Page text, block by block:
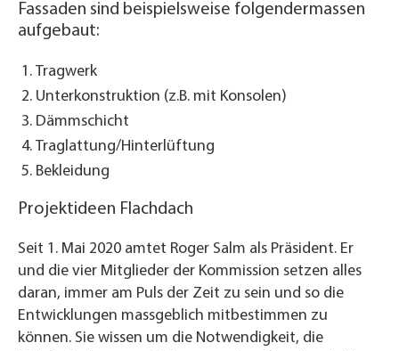
Fassaden sind beispielsweise folgendermassen
aufgebaut:
Tragwerk
Unterkonstruktion (z.B. mit Konsolen)
Dämmschicht
Traglattung/Hinterlüftung
Bekleidung
Projektideen Flachdach
Seit 1. Mai 2020 amtet Roger Salm als Präsident. Er
und die vier Mitglieder der Kommission setzen alles
daran, immer am Puls der Zeit zu sein und so die
Entwicklungen massgeblich mitbestimmen zu
können. Sie wissen um die Notwendigkeit, die